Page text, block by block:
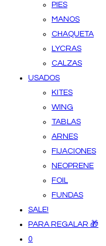
PIES
MANOS
CHAQUETA
LYCRAS
CALZAS
USADOS
KITES
WING
TABLAS
ARNES
FIJACIONES
NEOPRENE
FOIL
FUNDAS
SALE!
PARA REGALAR 🎁
0